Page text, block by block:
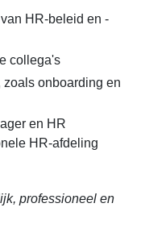
HR-beleid en -
collega's
onboarding en
en HR
HR-afdeling
professioneel en